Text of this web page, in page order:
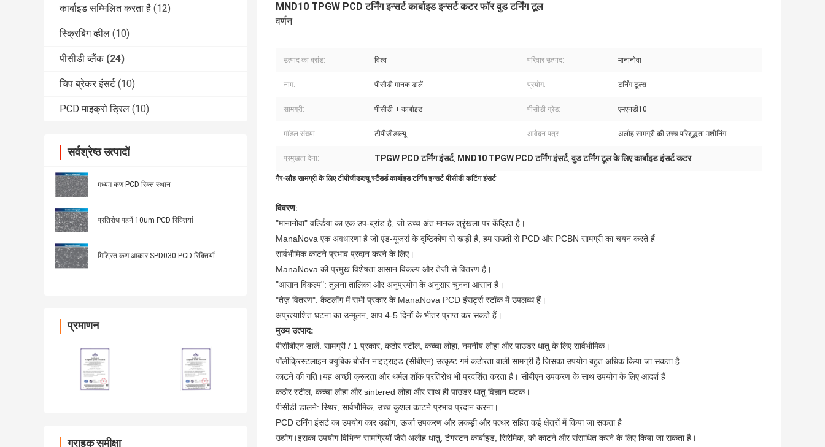
कार्बाइड सम्मिलित करता है (12)
स्क्रिबिंग व्हील (10)
पीसीडी ब्लैंक (24)
चिप ब्रेकर इंसर्ट (10)
PCD माइक्रो ड्रिल (10)
सर्वश्रेष्ठ उत्पादों
मध्यम कण PCD रिक्त स्थान
प्रतिरोध पहनें 10um PCD रिक्तियां
मिश्रित कण आकार SPD030 PCD रिक्तियाँ
प्रमाणन
ग्राहक समीक्षा
MND10 TPGW PCD टर्निंग इन्सर्ट कार्बाइड इन्सर्ट कटर फॉर वुड टर्निंग टूल
वर्णन
उत्पाद का ब्रांड: विश्व परिवार उत्पाद: मानानोवा
नाम: पीसीडी मानक डालें प्रयोग: टर्निंग टूल्स
सामग्री: पीसीडी + कार्बाइड पीसीडी ग्रेड: एमएनडी10
मॉडल संख्या: टीपीजीडब्ल्यू आवेदन पत्र: अलौह सामग्री की उच्च परिशुद्धता मशीनिंग
प्रमुखता देना: TPGW PCD टर्निंग इंसर्ट, MND10 TPGW PCD टर्निंग इंसर्ट,वुड टर्निंग टूल के लिए कार्बाइड इंसर्ट कटर
गैर-लौह सामग्री के लिए टीपीजीडब्ल्यू स्टैंडर्ड कार्बाइड टर्निंग इन्सर्ट पीसीडी कटिंग इंसर्ट
विवरण:
"मानानोवा" वर्ल्डिया का एक उप-ब्रांड है, जो उच्च अंत मानक श्रृंखला पर केंद्रित है।
ManaNova एक अवधारणा है जो एंड-यूजर्स के दृष्टिकोण से खड़ी है, हम सख्ती से PCD और PCBN सामग्री का चयन करते हैं
सार्वभौमिक काटने प्रभाव प्रदान करने के लिए।
ManaNova की प्रमुख विशेषता आसान विकल्प और तेजी से वितरण है।
"आसान विकल्प": तुलना तालिका और अनुप्रयोग के अनुसार चुनना आसान है।
"तेज़ वितरण": कैटलॉग में सभी प्रकार के ManaNova PCD इंसर्ट्स स्टॉक में उपलब्ध हैं।
अप्रत्याशित घटना का उन्मूलन, आप 4-5 दिनों के भीतर प्राप्त कर सकते हैं।
मुख्य उत्पाद:
पीसीबीएन डालें: सामग्री / 1 प्रकार, कठोर स्टील, कच्चा लोहा, नमनीय लोहा और पाउडर धातु के लिए सार्वभौमिक।
पॉलीक्रिस्टलाइन क्यूबिक बोरॉन नाइट्राइड (सीबीएन) उत्कृष्ट गर्म कठोरता वाली सामग्री है जिसका उपयोग बहुत अधिक किया जा सकता है
काटने की गति।यह अच्छी क्रूरता और थर्मल शॉक प्रतिरोध भी प्रदर्शित करता है। सीबीएन उपकरण के साथ उपयोग के लिए आदर्श हैं
कठोर स्टील, कच्चा लोहा और sintered लोहा और साथ ही पाउडर धातु विज्ञान घटक।
पीसीडी डालने: स्थिर, सार्वभौमिक, उच्च कुशल काटने प्रभाव प्रदान करना।
PCD टर्निंग इंसर्ट का उपयोग कार उद्योग, ऊर्जा उपकरण और लकड़ी और पत्थर सहित कई क्षेत्रों में किया जा सकता है
उद्योग।इसका उपयोग विभिन्न सामग्रियों जैसे अलौह धातु, टंगस्टन कार्बाइड, सिरेमिक, को काटने और संसाधित करने के लिए किया जा सकता है।